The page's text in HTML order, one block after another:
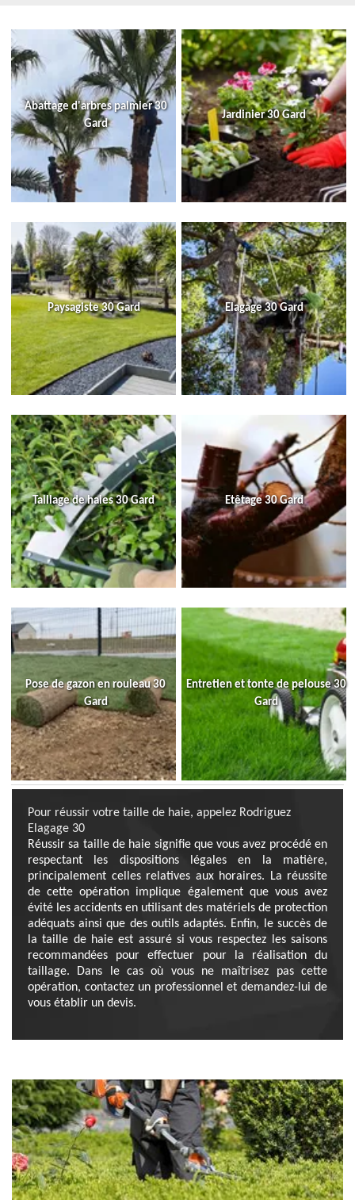
Abattage d'arbres palmier 30
Gard
Jardinier 30 Gard
Paysagiste 30 Gard Elagage 30 Gard
Taillage de haies 30 Gard Etêtage 30 Gard
Pose de gazon en rouleau 30
Gard
Entretien et tonte de pelouse 30
Gard
Pour réussir votre taille de haie, appelez Rodriguez
Elagage 30
Réussir sa taille de haie signifie que vous avez procédé en
respectant les dispositions légales en la matière,
principalement celles relatives aux horaires. La réussite
de cette opération implique également que vous avez
évité les accidents en utilisant des matériels de protection
adéquats ainsi que des outils adaptés. Enfin, le succès de
la taille de haie est assuré si vous respectez les saisons
recommandées pour effectuer pour la réalisation du
taillage. Dans le cas où vous ne maîtrisez pas cette
opération, contactez un professionnel et demandez-lui de
vous établir un devis.